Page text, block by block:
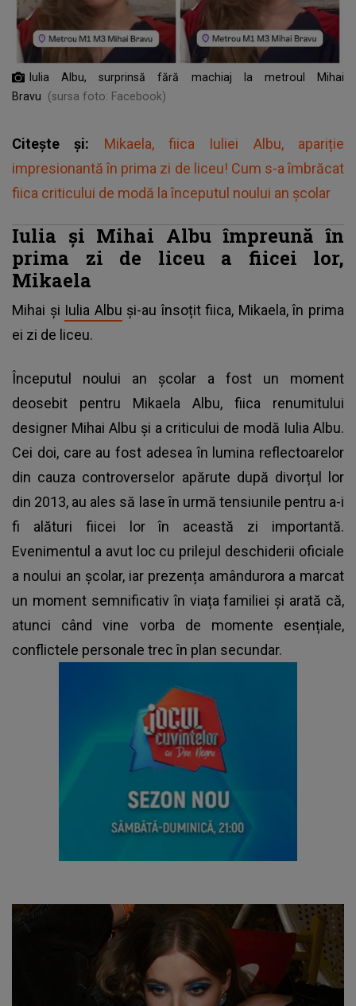
Iulia Albu, surprinsă fără machiaj la metroul Mihai
Bravu
(sursa foto: Facebook)
Citește și: Mikaela, fiica Iuliei Albu, apariție
impresionantă în prima zi de liceu! Cum s-a îmbrăcat
fiica criticului de modă la începutul noului an școlar
Iulia și Mihai Albu împreună în
prima zi de liceu a fiicei lor,
Mikaela
Mihai și Iulia Albu și-au însoțit fiica, Mikaela, în prima
ei zi de liceu.
Începutul noului an școlar a fost un moment
deosebit pentru Mikaela Albu, fiica renumitului
designer Mihai Albu și a criticului de modă Iulia Albu.
Cei doi, care au fost adesea în lumina reflectoarelor
din cauza controverselor apărute după divorțul lor
din 2013, au ales să lase în urmă tensiunile pentru a-i
fi alături fiicei lor în această zi importantă.
Evenimentul a avut loc cu prilejul deschiderii oficiale
a noului an școlar, iar prezența amândurora a marcat
un moment semnificativ în viața familiei și arată că,
atunci când vine vorba de momente esențiale,
conflictele personale trec în plan secundar.